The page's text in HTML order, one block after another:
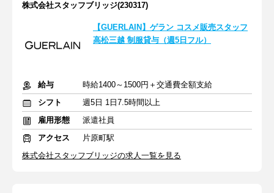
株式会社スタッフブリッジ(230317)
【GUERLAIN】ゲラン コスメ販売スタッフ
高松三越 制服貸与（週5日フル）
給与
時給1400～1500円＋交通費全額支給
シフト
週5日 1日7.5時間以上
雇用形態
派遣社員
アクセス
片原町駅
株式会社スタッフブリッジの求人一覧を見る